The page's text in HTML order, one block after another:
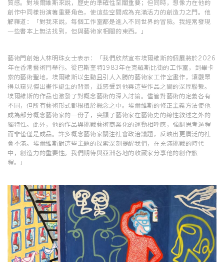
質感。對埃爾維斯來說，歷史的準確性至關重要；但同時，想像力在他的
創作中同樣扮演著重要角色，使這些空間成為充滿活力的創造力之門。他
解釋道：「對我來說，每個工作室都是進入不同世界的冒險。我經常發現
一些書本上無法找到，但與藝術家相關的東西。」
藝術門創始人林明珠女士表示：「我們欣然宣布埃爾維斯的個展將於2026
年在香港藝術門舉行。從巴斯奎特1983年在克羅斯比街的工作室，到畢卡
索的藝術聖地，埃爾維斯以生動且引人入勝的藝術家工作室畫作，讓觀眾
得以窺見傑出畫作誕生的背景，並感受到他與這些作品之間的深厚聯繫。
埃爾維斯的作品也激發了對概念藝術的深入討論。儘管對藝術的定義各有
不同，但所有藝術形式都根植於概念之中。埃爾維斯的修正主義方法使他
成為部分概念藝術家的一份子，突顯了藝術家在藝術史的線性敘述之外的
獨特性。此外，他的作品與挑戰藝術商業化的運動相呼應，強調思考過程
而非僅僅是成品。許多概念藝術家關注社會政治議題，反映出更廣泛的社
會不滿。埃爾維斯對這些主題的探索深刻提醒我們，在充滿挑戰的時代
中，創造力的重要性。我們期待與亞洲各地的收藏家分享他的創作旅
程。」